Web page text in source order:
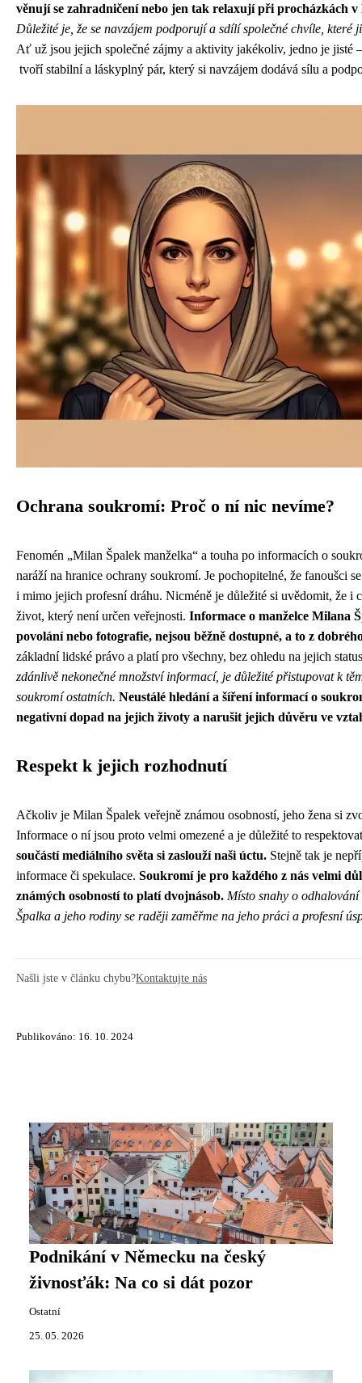
věnují se zahradničení nebo jen tak relaxují při procházkách v
Důležité je, že se navzájem podporují a sdílí společné chvíle, které
Ať už jsou jejich společné zájmy a aktivity jakékoliv, jedno je jisté –
tvoří stabilní a láskyplný pár, který si navzájem dodává sílu a
Ochrana soukromí: Proč o ní nic nevíme?
Fenomén „Milan Špalek manželka“ a touha po informacích o
naráží na hranice ochrany soukromí. Je pochopitelné, že fanoušci
i mimo jejich profesní dráhu. Nicméně je důležité si uvědomit, že i
život, který není určen veřejnosti. Informace o manželce Milana
povolání nebo fotografie, nejsou běžně dostupné, a to z
základní lidské právo a platí pro všechny, bez ohledu na jejich
zdánlivě nekonečné množství informací, je důležité přistupovat k
soukromí ostatních. Neustálé hledání a šíření informací o
negativní dopad na jejich životy a narušit jejich důvěru ve
Respekt k jejich rozhodnutí
Ačkoliv je Milan Špalek veřejně známou osobností, jeho žena si
Informace o ní jsou proto velmi omezené a je důležité to
součástí mediálního světa si zaslouží naši úctu. Stejně tak je
informace či spekulace. Soukromí je pro každého z nás velmi
známých osobností to platí dvojnásob. Místo snahy o
Špalka a jeho rodiny se raději zaměřme na jeho práci a profesní
Našli jste v článku chybu?Kontaktujte nás
Publikováno: 16. 10. 2024
Podnikání v Německu na český
živnosťák: Na co si dát pozor
Ostatní
25. 05. 2026